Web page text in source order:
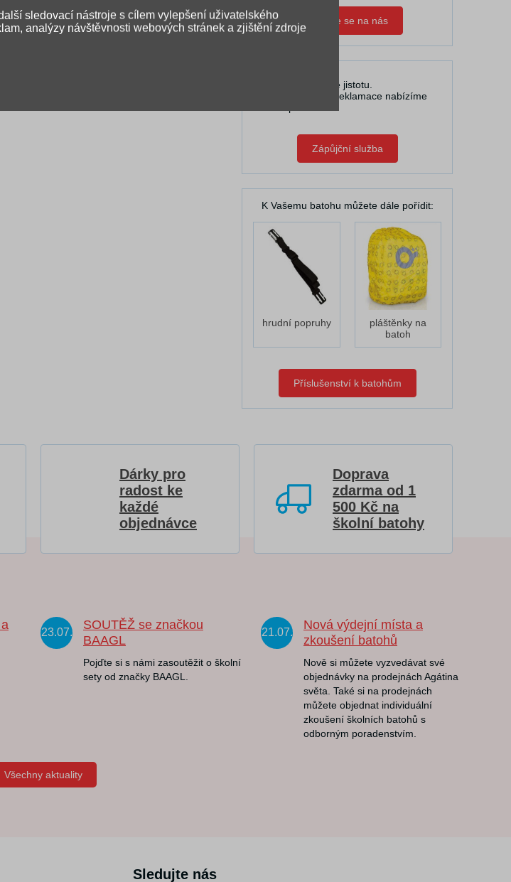
Obraťte se na nás
U nás máte jistotu.
V případě reklamace nabízíme
Zápůjční služba
K Vašemu batohu můžete dále pořídit:
hrudní popruhy
pláštěnky na
batoh
Příslušenství k batohům
Dárky pro
radost ke
každé
objednávce
Doprava
zdarma od 1
500 Kč na
školní batohy
23.07.
SOUTĚŽ se značkou
BAAGL
Pojďte si s námi zasoutěžit o školní
sety od značky BAAGL.
21.07.
Nová výdejní místa a
zkoušení batohů
Nově si můžete vyzvedávat své
objednávky na prodejnách Agátina
světa. Také si na prodejnách
můžete objednat individuální
zkoušení školních batohů s
odborným poradenstvím.
Všechny aktuality
Sledujte nás
sledovací nástroje s cílem vylepšení uživatelského
analýzy návštěvnosti webových stránek a zjištění zdroje